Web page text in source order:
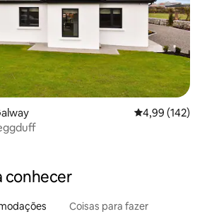
4,99 de uma
4,99 (142)
conhecer
Coisas para fazer